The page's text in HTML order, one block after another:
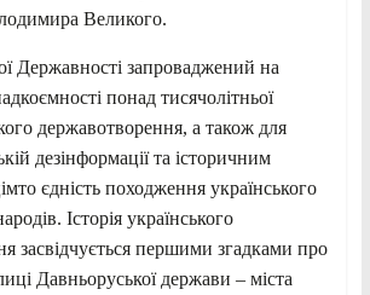
Великого.
Державності запроваджений на
понад тисячолітньої
державотворення, а також для
дезінформації та історичним
єдність походження українського
Історія українського
засвідчується першими згадками про
Давньоруської держави – міста